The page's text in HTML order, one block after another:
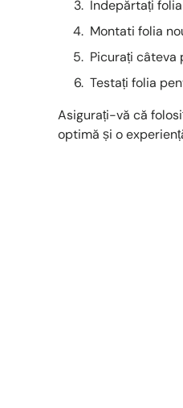
Îndepărtați
Montati folia
Picurați câteva
Testați folia
Asigurați-vă că
optimă și o